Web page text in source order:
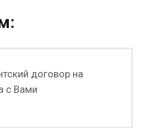
договор на
с Вами